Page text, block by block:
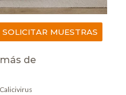
SOLICITAR MUESTRAS
de